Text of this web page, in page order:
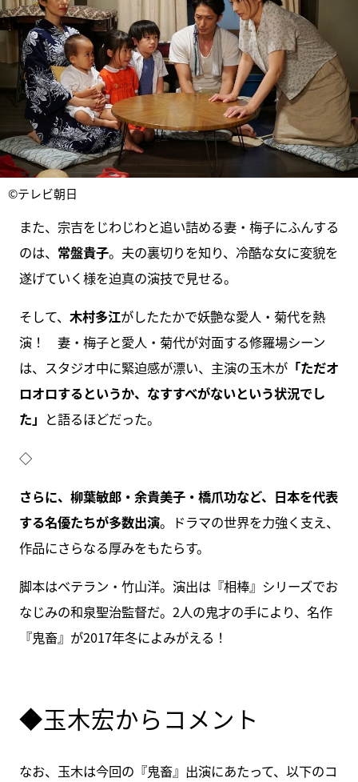
©テレビ朝日
また、宗吉をじわじわと追い詰める妻・梅子にふんする
のは、 常盤貴子。夫の裏切りを知り、冷酷な女に変貌を
遂げていく様を迫真の演技で見せる。
そして、 木村多江がしたたかで妖艶な愛人・菊代を熱
演！ 妻・梅子と愛人・菊代が対面する修羅場シーン
は、スタジオ中に緊迫感が漂い、主演の玉木が「ただオ
ロオロするというか、なすすべがないという状況でし
た」 と語るほどだった。
◇
さらに、柳葉敏郎・余貴美子・橋爪功など、日本を代表
する名優たちが多数出演。ドラマの世界を力強く支え、
作品にさらなる厚みをもたらす。
脚本はベテラン・竹山洋。演出は『相棒』シリーズでお
なじみの和泉聖治監督だ。2人の鬼才の手により、名作
『鬼畜』が2017年冬によみがえる！
◆玉木宏からコメント
なお、玉木は今回の『鬼畜』出演にあたって、以下のコ